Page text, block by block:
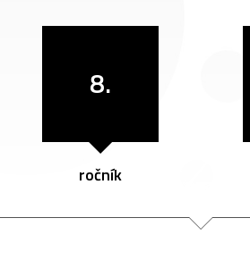
8.
ročník